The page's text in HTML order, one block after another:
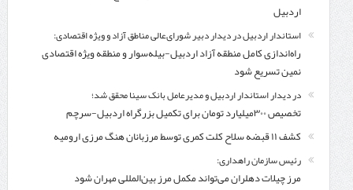
اردبیل
استاندار اردبیل در دیدار دبیر شورای‌عالی مناطق آزاد و ویژه اقتصادی:
راه‌اندازی کامل منطقه آزاد اردبیل-بیله‌سوار و منطقه ویژه اقتصادی
نمین تسریع شود
در دیدار استاندار اردبیل و مدیرعامل بانک سینا محقق شد؛
تخصیص ۳۰۰میلیارد تومان برای تکمیل بزرگراه اردبیل-سرچم
کشف ۱۱ قبضه سلاح کلت کمری توسط مرزبانان هنگ مرزی ارومیه
رئیس سازمان راهداری:
مرز چیلات دهلران می‌تواند مکمل مرز بین‌المللی مهران شود